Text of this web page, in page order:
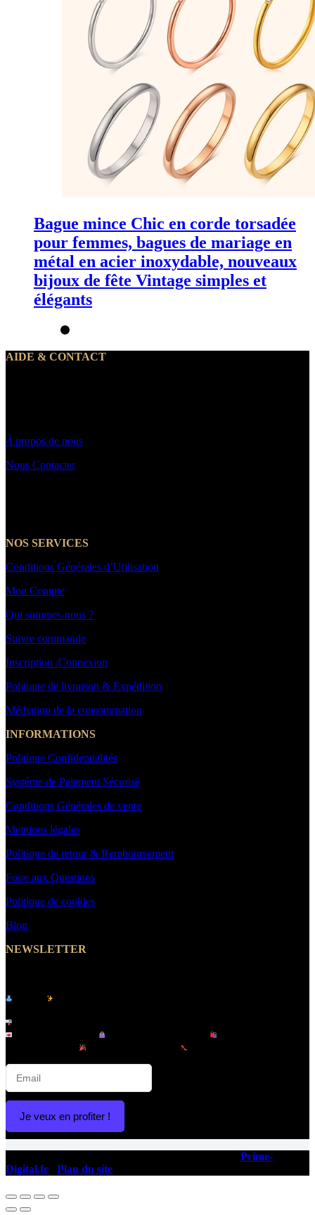
Bague mince Chic en corde torsadée
pour femmes, bagues de mariage en
métal en acier inoxydable, nouveaux
bijoux de fête Vintage simples et
élégants
AIDE & CONTACT
À propos de nous
Nous Contacter
NOS SERVICES
Conditions Générales d’Utilisation
Mon Compte
Qui sommes-nous ?
Suivre commande
Inscription /Connexion
Politique de livraison & Expédition
Médiation de la consommation
INFORMATIONS
Politique Confidentialités
Système de Paiement Sécurisé
Conditions Générales de vente
Mentions légales
Politique de retour & Remboursement
Foire aux Questions
Politique de cookies
Blog
NEWSLETTER
Le site
Inscrivez-vous à notre newsletter et recevez :
Offres exclusives |
Nouveautés tendance | Lancements en
Promotions privées |
Je veux en profiter !
Prime-
Digital.fr
Plan du site